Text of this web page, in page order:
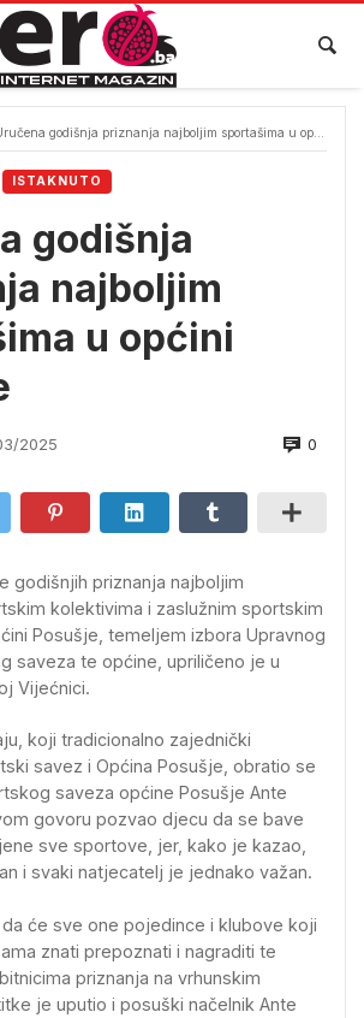
godišnja priznanja najboljim sportašima u općini Posušje
ISTAKNUTO
godišnja
najboljim
u općini
2025 0
godišnjih priznanja najboljim
kolektivima i zaslužnim sportskim
Posušje, temeljem izbora Upravnog
saveza te općine, upriličeno je u
Vijećnici.
koji tradicionalno zajednički
savez i Općina Posušje, obratio se
saveza općine Posušje Ante
govoru pozvao djecu da se bave
sve sportove, jer, kako je kazao,
i svaki natjecatelj je jednako važan.
će sve one pojedince i klubove koji
znati prepoznati i nagraditi te
priznanja na vrhunskim
je uputio i posuški načelnik Ante